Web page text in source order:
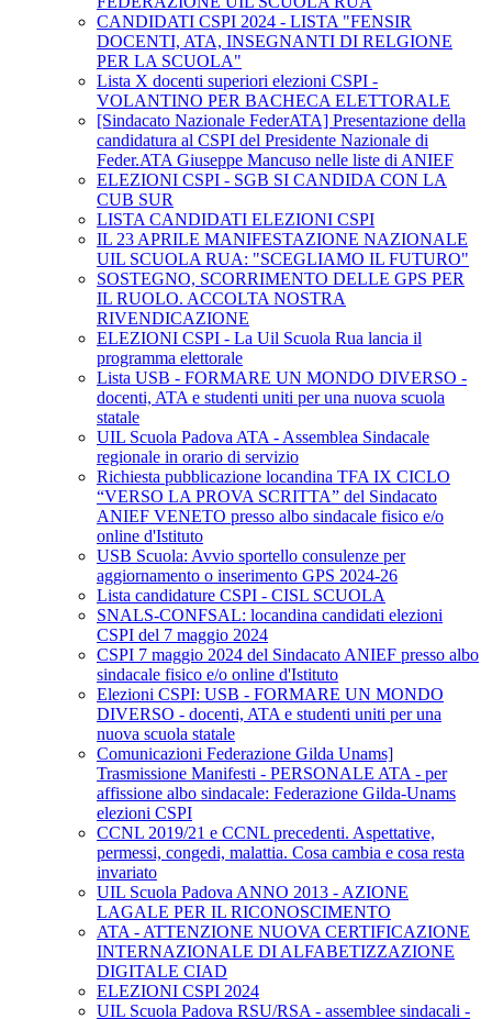
CANDIDATI CSPI 2024 - LISTA "FENSIR
DOCENTI, ATA, INSEGNANTI DI RELGIONE
PER LA SCUOLA"
Lista X docenti superiori elezioni CSPI -
VOLANTINO PER BACHECA ELETTORALE
[Sindacato Nazionale FederATA] Presentazione della
candidatura al CSPI del Presidente Nazionale di
Feder.ATA Giuseppe Mancuso nelle liste di ANIEF
ELEZIONI CSPI - SGB SI CANDIDA CON LA
CUB SUR
LISTA CANDIDATI ELEZIONI CSPI
IL 23 APRILE MANIFESTAZIONE NAZIONALE
UIL SCUOLA RUA: "SCEGLIAMO IL FUTURO"
SOSTEGNO, SCORRIMENTO DELLE GPS PER
IL RUOLO. ACCOLTA NOSTRA
RIVENDICAZIONE
ELEZIONI CSPI - La Uil Scuola Rua lancia il
programma elettorale
Lista USB - FORMARE UN MONDO DIVERSO -
docenti, ATA e studenti uniti per una nuova scuola
statale
UIL Scuola Padova ATA - Assemblea Sindacale
regionale in orario di servizio
Richiesta pubblicazione locandina TFA IX CICLO
“VERSO LA PROVA SCRITTA” del Sindacato
ANIEF VENETO presso albo sindacale fisico e/o
online d'Istituto
USB Scuola: Avvio sportello consulenze per
aggiornamento o inserimento GPS 2024-26
Lista candidature CSPI - CISL SCUOLA
SNALS-CONFSAL: locandina candidati elezioni
CSPI del 7 maggio 2024
CSPI 7 maggio 2024 del Sindacato ANIEF presso albo
sindacale fisico e/o online d'Istituto
Elezioni CSPI: USB - FORMARE UN MONDO
DIVERSO - docenti, ATA e studenti uniti per una
nuova scuola statale
Comunicazioni Federazione Gilda Unams]
Trasmissione Manifesti - PERSONALE ATA - per
affissione albo sindacale: Federazione Gilda-Unams
elezioni CSPI
CCNL 2019/21 e CCNL precedenti. Aspettative,
permessi, congedi, malattia. Cosa cambia e cosa resta
invariato
UIL Scuola Padova ANNO 2013 - AZIONE
LAGALE PER IL RICONOSCIMENTO
ATA - ATTENZIONE NUOVA CERTIFICAZIONE
INTERNAZIONALE DI ALFABETIZZAZIONE
DIGITALE CIAD
ELEZIONI CSPI 2024
UIL Scuola Padova RSU/RSA - assemblee sindacali -